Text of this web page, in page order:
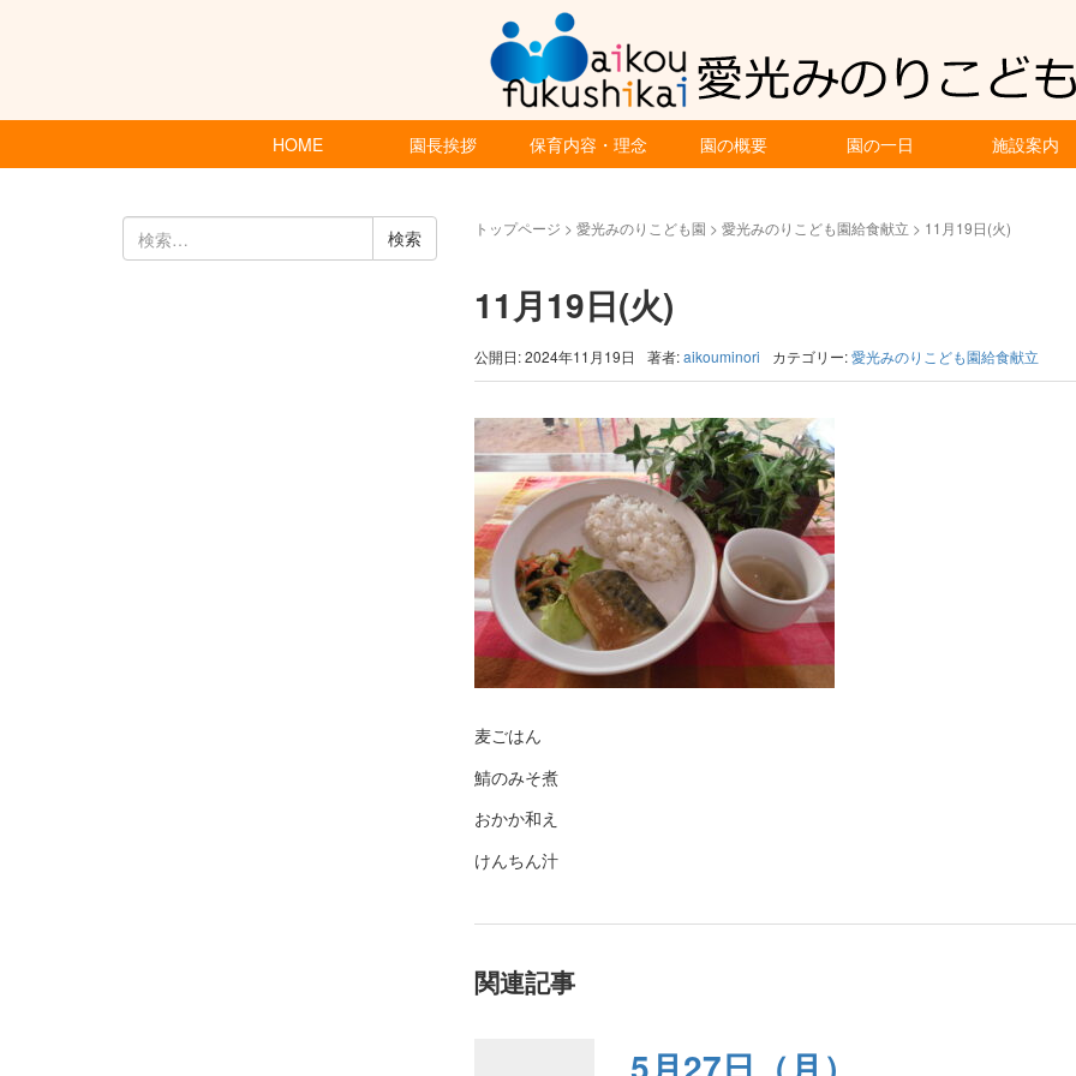
HOME 園長挨拶 保育内容・理念 園の概要 園の一日 施設案内
トップページ > 愛光みのりこども園 > 愛光みのりこども園給食献立 > 11月19日(火)
11月19日(火)
公開日: 2024年11月19日 著者:aikouminori カテゴリー:愛光みのりこども園給食献立
麦ごはん
鯖のみそ煮
おかか和え
けんちん汁
関連記事
検
索: